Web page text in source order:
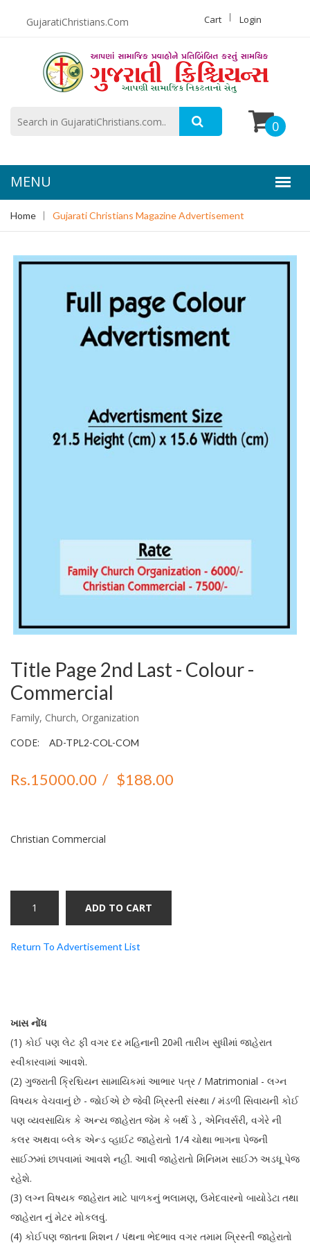
GujaratiChristians.Com Cart Login
0
Home Gujarati Christians Magazine Advertisement
Title Page 2nd Last - Colour -
Commercial
Family, Church, Organization
CODE:
AD-TPL2-COL-COM
Rs.15000.00 / $188.00
Christian Commercial
ADD TO CART
Return To Advertisement List
ખાસ નોંધ
(1) કોઈ પણ લેટ ફી વગર દર મહિનાની 20મી તારીખ સુધીમાં જાહેરાત
સ્વીકારવામાં આવશે.
(2) ગુજરાતી ક્રિશ્ચિયન સામાયિકમાં આભાર પત્ર / Matrimonial - લગ્ન
વિષયક વેચવાનું છે - જોઈએ છે જેવી ખ્રિસ્તી સંસ્થા / મંડળી સિવાયની કોઈ
પણ વ્યવસાયિક કે અન્ય જાહેરાત જેમ કે બર્થ ડે , એનિવર્સરી, વગેરે ની
કલર અથવા બ્લેક એન્ડ વ્હાઈટ જાહેરાતો 1/4 ચોથા ભાગના પેજની
સાઈઝમાં છાપવામાં આવશે નહીં. આવી જાહેરાતો મિનિમમ સાઈઝ અડધૂ પેજ
રહેશે.
(3) લગ્ન વિષયક જાહેરાત માટે પાળકનું ભલામણ, ઉમેદવારનો બાયોડેટા તથા
જાહેરાત નું મેટર મોકલવું.
(4) કોઈપણ જાતના મિશન / પંથના ભેદભાવ વગર તમામ ખ્રિસ્તી જાહેરાતો